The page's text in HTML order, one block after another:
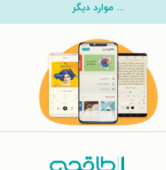
... موارد دیگر